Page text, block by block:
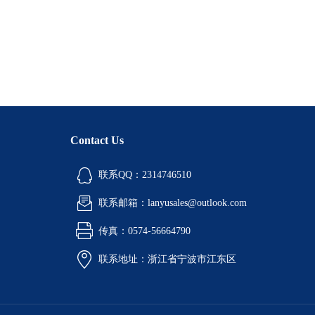
Contact Us
联系QQ：2314746510
联系邮箱：lanyusales@outlook.com
传真：0574-56664790
联系地址：浙江省宁波市江东区